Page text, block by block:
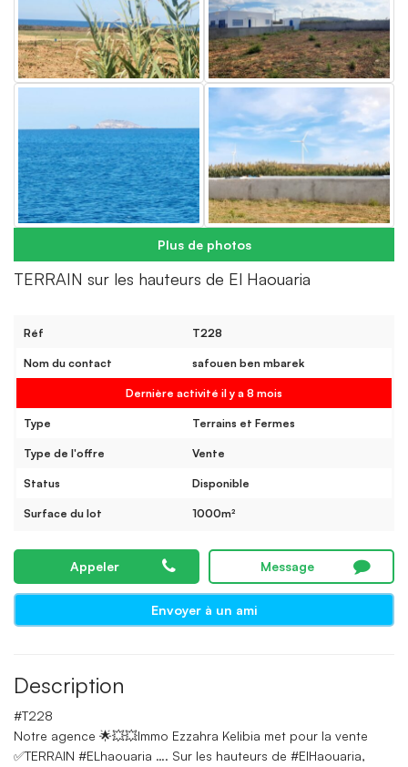
Plus de photos
TERRAIN sur les hauteurs de El Haouaria
Réf T228
Nom du contact safouen ben mbarek
Dernière activité il y a 8 mois
Type Terrains et Fermes
Type de l'offre Vente
Status Disponible
Surface du lot 1000m²
Appeler Message
Envoyer à un ami
Description
#T228
Notre agence 🌟💥💥Immo Ezzahra Kelibia met pour la vente
✅TERRAIN #ELhaouaria …. Sur les hauteurs de #ElHaouaria,